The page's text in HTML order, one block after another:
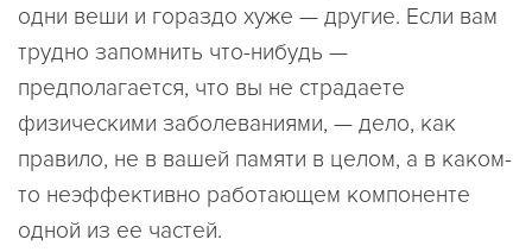
одни веши и гораздо хуже — другие. Если вам
трудно запомнить что-нибудь —
предполагается, что вы не страдаете
физическими заболеваниями, — дело, как
правило, не в вашей памяти в целом, а в каком-
то неэффективно работающем компоненте
одной из ее частей.